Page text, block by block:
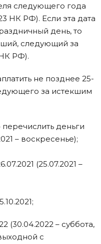
следующего года
НК РФ). Если эта дата
день, то
следующий за
НК РФ).
не позднее 25-
за истекшим
перечислить деньги
– воскресенье);
(25.07.2021 –
(30.04.2022 – суббота,
с